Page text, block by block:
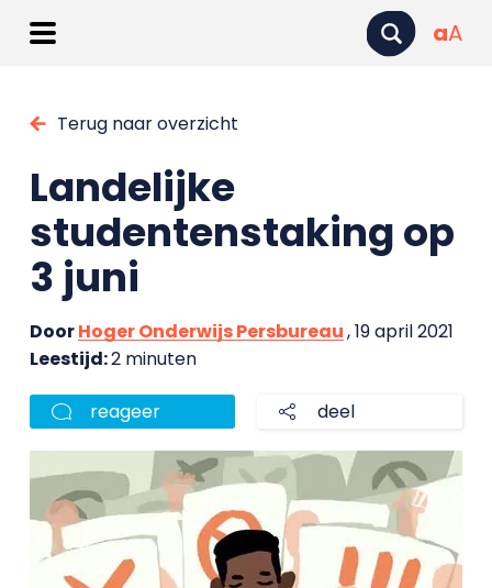
aA
Terug naar overzicht
Landelijke
studentenstaking op
3 juni
DoorHoger Onderwijs Persbureau, 19 april 2021
Leestijd:2 minuten
reageer deel